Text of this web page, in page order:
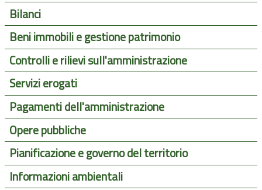
Bilanci
Beni immobili e gestione patrimonio
Controlli e rilievi sull'amministrazione
Servizi erogati
Pagamenti dell'amministrazione
Opere pubbliche
Pianificazione e governo del territorio
Informazioni ambientali